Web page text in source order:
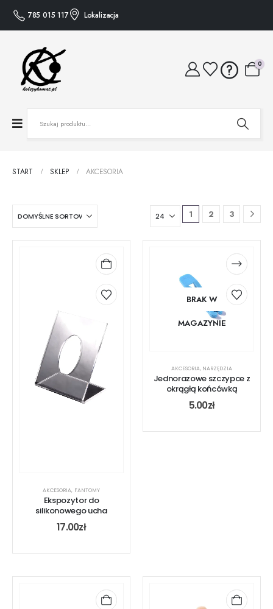
785 015 117 Lokalizacja
0
START SKLEP AKCESORIA
1 2 3
AKCESORIA, FANTOMY
Ekspozytor do
silikonowego ucha
17.00zł
BRAK W
MAGAZYNIE
AKCESORIA, NARZĘDZIA
Jednorazowe szczypce z
okrągłą końcówką
5.00zł